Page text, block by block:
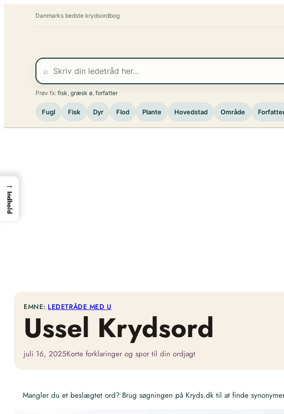
Danmarks bedste krydsordbog
⌕
Prøv fx: fisk græsk ø forfatter
Fugl Fisk Dyr Flod Plante Hovedstad Område
EMNE: LEDETRÅDE MED U
Ussel Krydsord
juli 16, 2025Korte forklaringer og spor til din ordjagt
Mangler du et beslægtet ord? Brug søgningen på Kryds.dk til at finde
→
Indhold